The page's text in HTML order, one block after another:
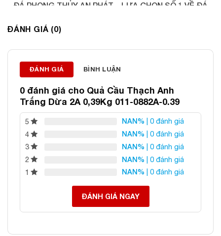
ĐÁ PHONG THỦY AN PHÁT – LỰA CHỌN SỐ 1 VỀ ĐÁ
Địa chỉ: 60/69 Bùi Huy Bích, Hoàng Mai, Hà Nội
ĐÁNH GIÁ (0)
ĐÁNH GIÁ BÌNH LUẬN
0 đánh giá cho Quả Cầu Thạch Anh
Trắng Dừa 2A 0,39Kg 011-0882A-0.39
5 NAN% | 0 đánh giá
4
NAN% | 0 đánh giá
3
NAN% | 0 đánh giá
2
NAN% | 0 đánh giá
1
NAN% | 0 đánh giá
ĐÁNH GIÁ NGAY